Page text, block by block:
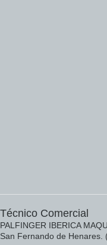
Técnico Comercial
PALFINGER IBERICA
San Fernando de Henares.